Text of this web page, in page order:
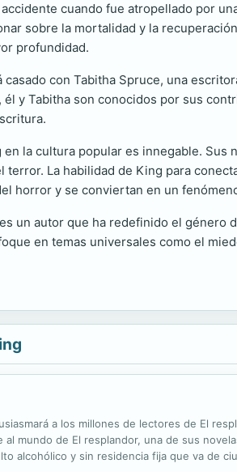
cuando fue atropellado por
sobre la mortalidad y la
profundidad.
casado con Tabitha Spruce, una
él y Tabitha son conocidos por sus
la cultura popular es innegable. Sus
La habilidad de King para
horror y se conviertan en un
un autor que ha redefinido el género
en temas universales como el
a los millones de lectores de El
al mundo de El resplandor, una de sus
alcohólico y sin residencia fija que va de